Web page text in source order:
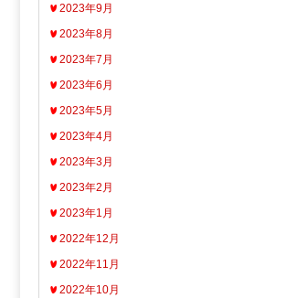
2023年9月
2023年8月
2023年7月
2023年6月
2023年5月
2023年4月
2023年3月
2023年2月
2023年1月
2022年12月
2022年11月
2022年10月